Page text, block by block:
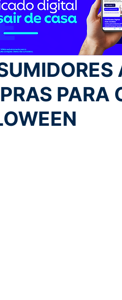
PARA
2 min de leitura